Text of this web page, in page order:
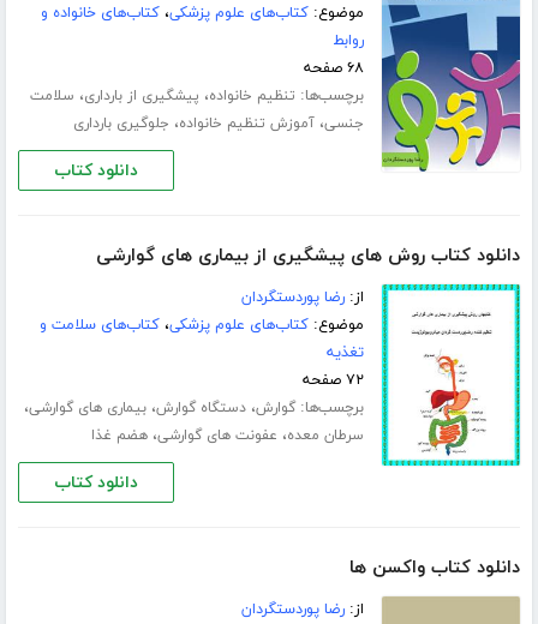
موضوع:کتاب‌های علوم پزشکی،کتاب‌های خانواده و
روابط
۶۸ صفحه
برچسب‌ها: تنظیم خانواده، پیشگیری از بارداری، سلامت
جنسی،آموزش تنظیم خانواده، جلوگیری بارداری
دانلود کتاب
دانلود کتاب روش های پیشگیری از بیماری های گوارشی
از:رضا پوردستگردان
موضوع:کتاب‌های علوم پزشکی،کتاب‌های سلامت و
تغذیه
۷۲ صفحه
برچسب‌ها:گوارش،دستگاه گوارش،بیماری های گوارشی،
سرطان معده، عفونت های گوارشی،هضم غذا
دانلود کتاب
دانلود کتاب واکسن ها
از:رضا پوردستگردان